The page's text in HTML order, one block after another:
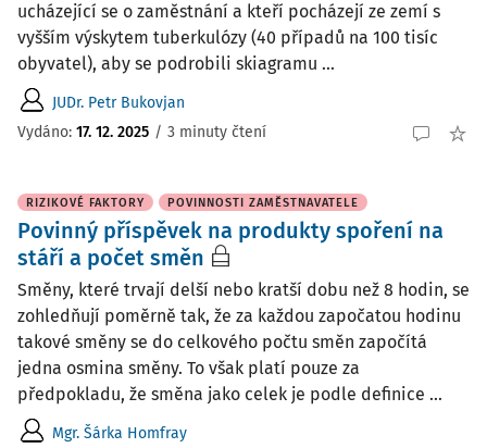
ucházející se o zaměstnání a kteří pocházejí ze zemí s
vyšším výskytem tuberkulózy (40 případů na 100 tisíc
obyvatel), aby se podrobili skiagramu ...
JUDr. Petr Bukovjan
Vydáno: 17. 12. 2025 / 3 minuty čtení
RIZIKOVÉ FAKTORY POVINNOSTI ZAMĚSTNAVATELE
Povinný příspěvek na produkty spoření na
stáří a počet směn
Směny, které trvají delší nebo kratší dobu než 8 hodin, se
zohledňují poměrně tak, že za každou započatou hodinu
takové směny se do celkového počtu směn započítá
jedna osmina směny. To však platí pouze za
předpokladu, že směna jako celek je podle definice ...
Mgr. Šárka Homfray